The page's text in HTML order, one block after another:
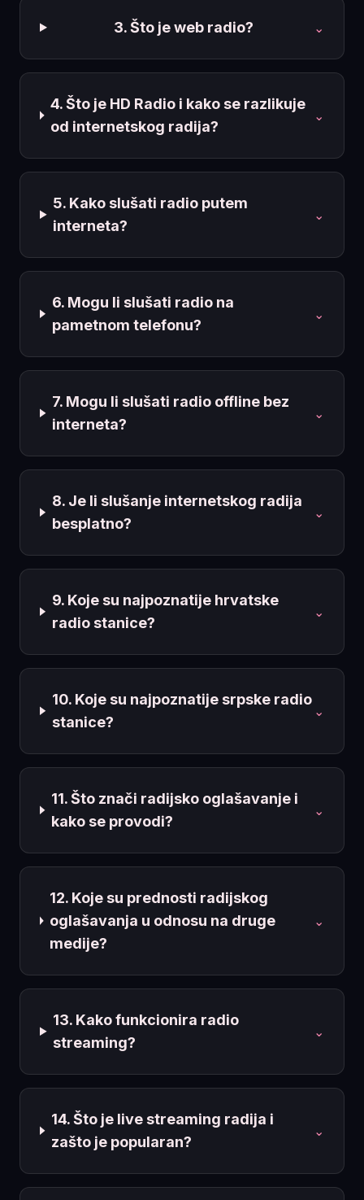
3. Što je web radio? ⌄
4. Što je HD Radio i kako se razlikuje
od internetskog radija?
⌄
5. Kako slušati radio putem
interneta?
⌄
6. Mogu li slušati radio na
pametnom telefonu?
⌄
7. Mogu li slušati radio offline bez
interneta?
⌄
8. Je li slušanje internetskog radija
besplatno?
⌄
9. Koje su najpoznatije hrvatske
radio stanice?
⌄
10. Koje su najpoznatije srpske radio
stanice?
⌄
11. Što znači radijsko oglašavanje i
kako se provodi?
⌄
12. Koje su prednosti radijskog
oglašavanja u odnosu na druge
medije?
⌄
13. Kako funkcionira radio
streaming?
⌄
14. Što je live streaming radija i
zašto je popularan?
⌄